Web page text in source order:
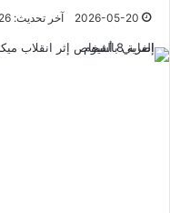
2026-05-20 آخر تحديث: 2026-05-20